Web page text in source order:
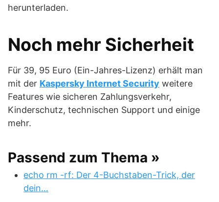
herunterladen.
Noch mehr Sicherheit
Für 39, 95 Euro (Ein-Jahres-Lizenz) erhält man
mit der Kaspersky Internet Security weitere
Features wie sicheren Zahlungsverkehr,
Kinderschutz, technischen Support und einige
mehr.
Passend zum Thema »
echo rm -rf: Der 4-Buchstaben-Trick, der
dein…